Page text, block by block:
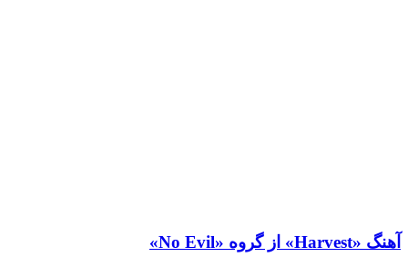
آهنگ «Harvest» از گروه «No Evil»